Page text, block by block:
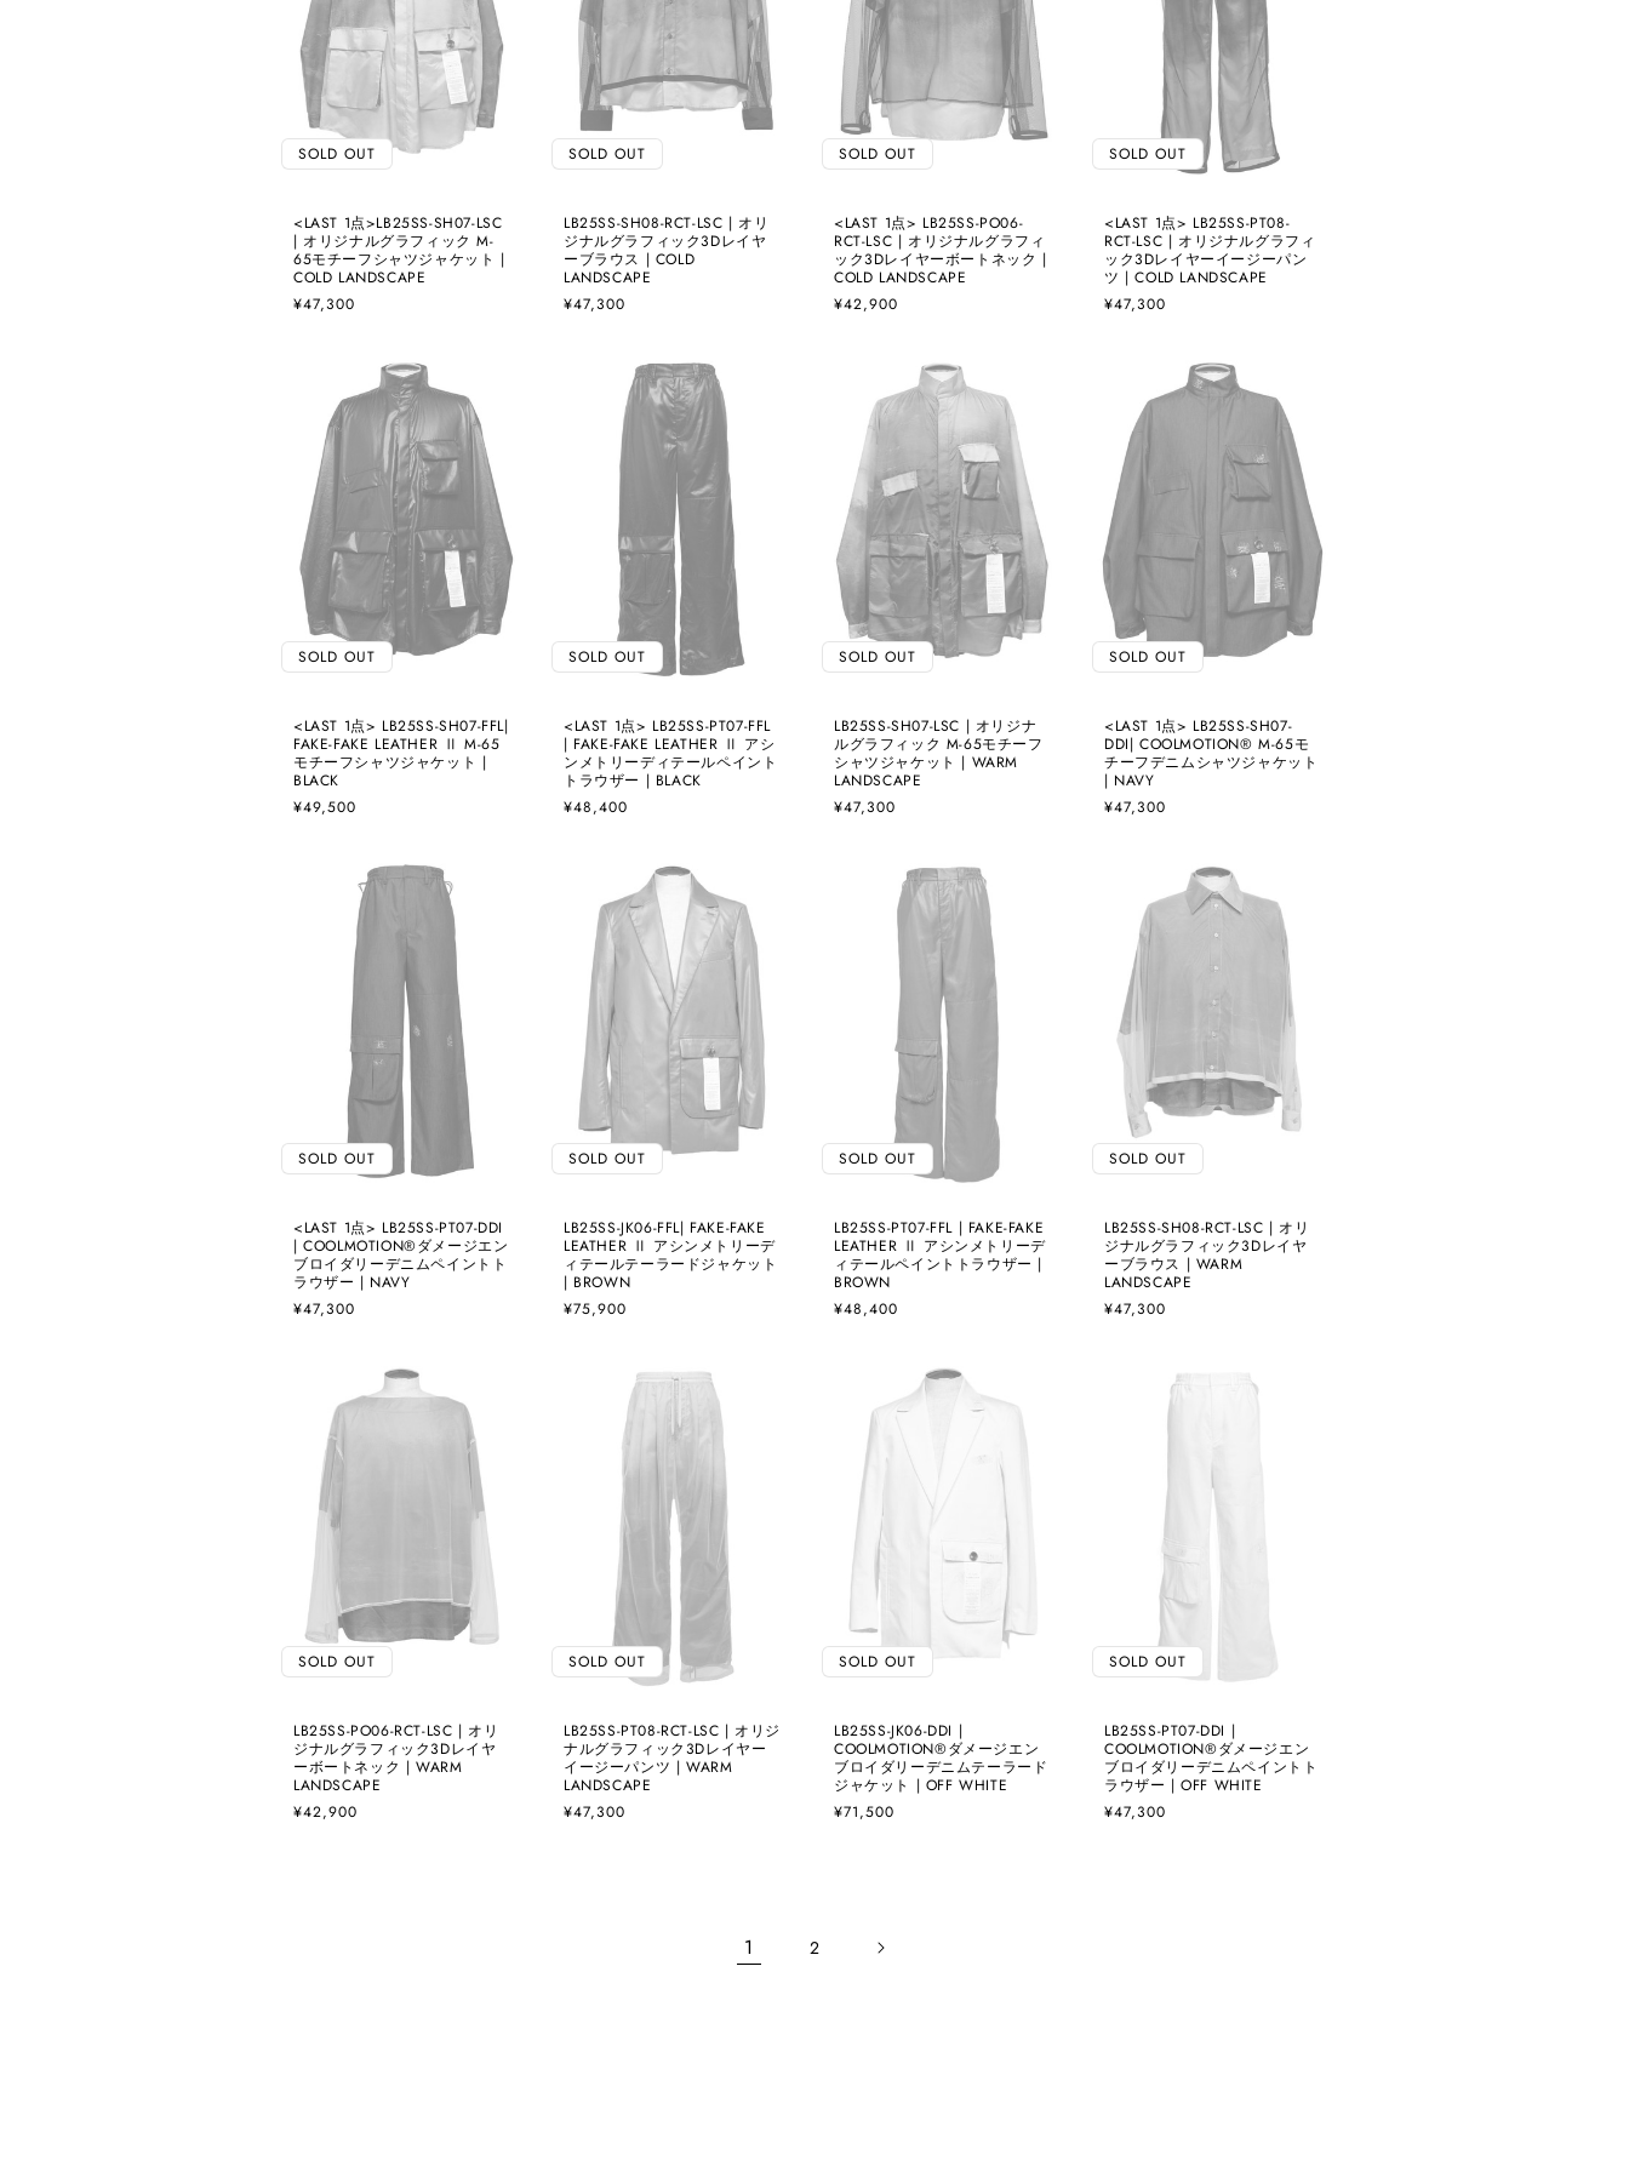
SOLD OUT
<LAST 1点>LB25SS-SH07-LSC
| オリジナルグラフィック M-
65モチーフシャツジャケット |
COLD LANDSCAPE
通
¥47,300
SOLD OUT
LB25SS-SH08-RCT-LSC | オリ
ジナルグラフィック3Dレイヤ
ーブラウス | COLD
LANDSCAPE
通
¥47,300
SOLD OUT
<LAST 1点> LB25SS-PO06-
RCT-LSC | オリジナルグラフィ
ック3Dレイヤーボートネック |
COLD LANDSCAPE
通
¥42,900
SOLD OUT
<LAST 1点> LB25SS-PT08-
RCT-LSC | オリジナルグラフィ
ック3Dレイヤーイージーパン
ツ | COLD LANDSCAPE
通
¥47,300
SOLD OUT
<LAST 1点> LB25SS-SH07-FFL|
FAKE-FAKE LEATHER Ⅱ M-65
モチーフシャツジャケット |
BLACK
通
¥49,500
SOLD OUT
<LAST 1点> LB25SS-PT07-FFL
| FAKE-FAKE LEATHER Ⅱ アシ
ンメトリーディテールペイント
トラウザー | BLACK
通
¥48,400
SOLD OUT
LB25SS-SH07-LSC | オリジナ
ルグラフィック M-65モチーフ
シャツジャケット | WARM
LANDSCAPE
通
¥47,300
SOLD OUT
<LAST 1点> LB25SS-SH07-
DDI| COOLMOTION®️ M-65モ
チーフデニムシャツジャケット
| NAVY
通
¥47,300
SOLD OUT
<LAST 1点> LB25SS-PT07-DDI
| COOLMOTION®️ダメージエン
ブロイダリーデニムペイントト
ラウザー | NAVY
通
¥47,300
SOLD OUT
LB25SS-JK06-FFL| FAKE-FAKE
LEATHER Ⅱ アシンメトリーデ
ィテールテーラードジャケット
| BROWN
通
¥75,900
SOLD OUT
LB25SS-PT07-FFL | FAKE-FAKE
LEATHER Ⅱ アシンメトリーデ
ィテールペイントトラウザー |
BROWN
通
¥48,400
SOLD OUT
LB25SS-SH08-RCT-LSC | オリ
ジナルグラフィック3Dレイヤ
ーブラウス | WARM
LANDSCAPE
通
¥47,300
SOLD OUT
LB25SS-PO06-RCT-LSC | オリ
ジナルグラフィック3Dレイヤ
ーボートネック | WARM
LANDSCAPE
通
¥42,900
SOLD OUT
LB25SS-PT08-RCT-LSC | オリジ
ナルグラフィック3Dレイヤー
イージーパンツ | WARM
LANDSCAPE
通
¥47,300
SOLD OUT
LB25SS-JK06-DDI |
COOLMOTION®️ダメージエン
ブロイダリーデニムテーラード
ジャケット | OFF WHITE
通
¥71,500
SOLD OUT
LB25SS-PT07-DDI |
COOLMOTION®️ダメージエン
ブロイダリーデニムペイントト
ラウザー | OFF WHITE
通
¥47,300
1 2